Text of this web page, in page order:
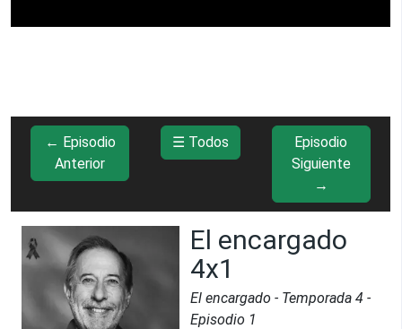
← Episodio
Anterior
☰ Todos
Episodio
Siguiente
→
El encargado
4x1
El encargado - Temporada 4 -
Episodio 1